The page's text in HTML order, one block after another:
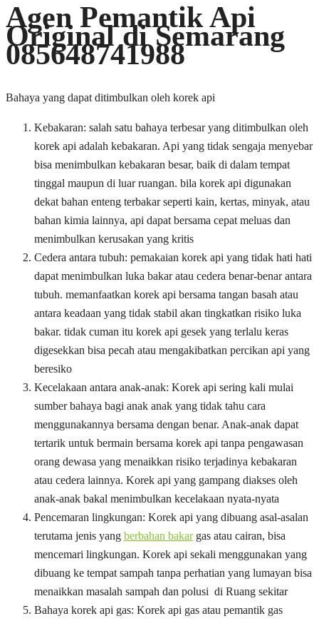
Agen Pemantik Api
Original di Semarang
085648741988
Bahaya yang dapat ditimbulkan oleh korek api
Kebakaran: salah satu bahaya terbesar yang ditimbulkan oleh
korek api adalah kebakaran. Api yang tidak sengaja menyebar
bisa menimbulkan kebakaran besar, baik di dalam tempat
tinggal maupun di luar ruangan. bila korek api digunakan
dekat bahan enteng terbakar seperti kain, kertas, minyak, atau
bahan kimia lainnya, api dapat bersama cepat meluas dan
menimbulkan kerusakan yang kritis
Cedera antara tubuh: pemakaian korek api yang tidak hati hati
dapat menimbulkan luka bakar atau cedera benar-benar antara
tubuh. memanfaatkan korek api bersama tangan basah atau
antara keadaan yang tidak stabil akan tingkatkan risiko luka
bakar. tidak cuman itu korek api gesek yang terlalu keras
digesekkan bisa pecah atau mengakibatkan percikan api yang
beresiko
Kecelakaan antara anak-anak: Korek api sering kali mulai
sumber bahaya bagi anak anak yang tidak tahu cara
menggunakannya bersama dengan benar. Anak-anak dapat
tertarik untuk bermain bersama korek api tanpa pengawasan
orang dewasa yang menaikkan risiko terjadinya kebakaran
atau cedera lainnya. Korek api yang gampang diakses oleh
anak-anak bakal menimbulkan kecelakaan nyata-nyata
Pencemaran lingkungan: Korek api yang dibuang asal-asalan
terutama jenis yang berbahan bakargas atau cairan, bisa
mencemari lingkungan. Korek api sekali menggunakan yang
dibuang ke tempat sampah tanpa perhatian yang lumayan bisa
menaikkan masalah sampah dan polusi di Ruang sekitar
Bahaya korek api gas: Korek api gas atau pemantik gas